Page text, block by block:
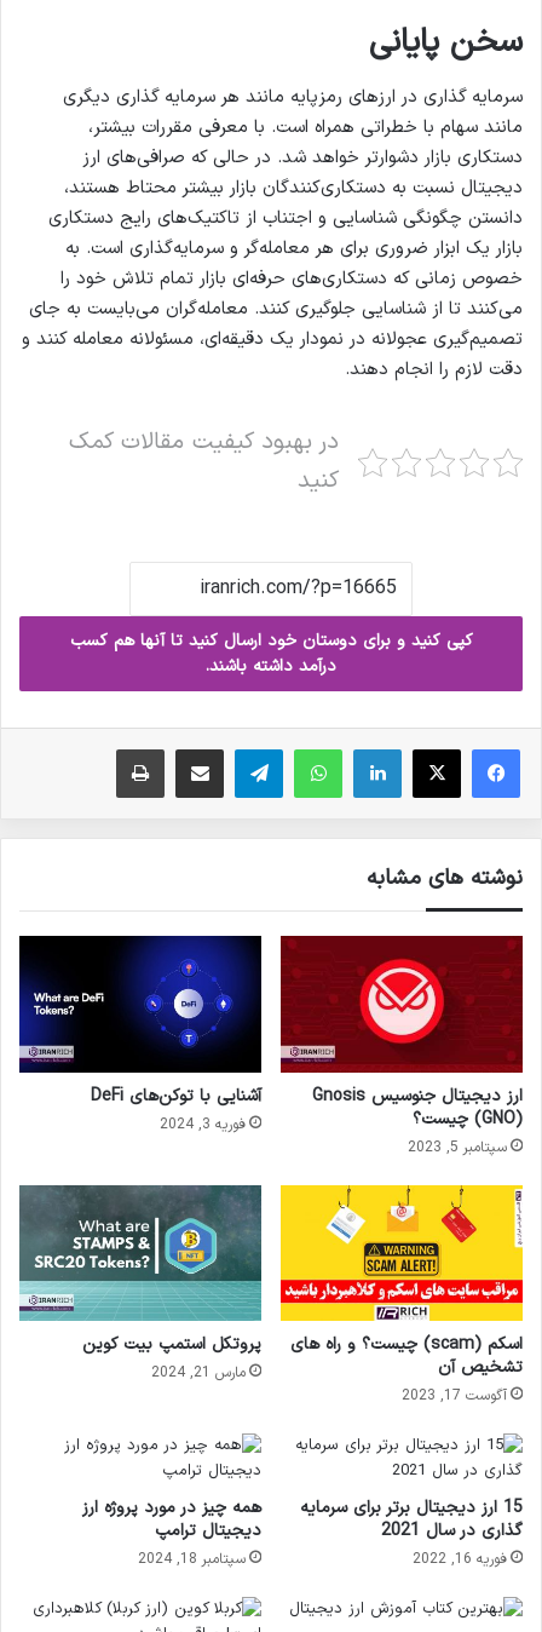
سخن پایانی
سرمایه گذاری در ارزهای رمزپایه مانند هر سرمایه گذاری دیگری
مانند سهام با خطراتی همراه است. با معرفی مقررات بیشتر،
دستکاری بازار دشوارتر خواهد شد. در حالی که صرافی‌های ارز
دیجیتال نسبت به دستکاری‌کنندگان بازار بیشتر محتاط هستند،
دانستن چگونگی شناسایی و اجتناب از تاکتیک‌های رایج دستکاری
بازار یک ابزار ضروری برای هر معامله‌گر و سرمایه‌گذاری است. به
خصوص زمانی که دستکاری‌های حرفه‌ای بازار تمام تلاش خود را
می‌کنند تا از شناسایی جلوگیری کنند. معامله‌گران می‌بایست به جای
تصمیم‌گیری عجولانه در نمودار یک دقیقه‌ای، مسئولانه معامله کنند و
دقت لازم را انجام دهند.
در بهبود کیفیت مقالات کمک
کنید
کپی کنید و برای دوستان خود ارسال کنید تا آنها هم کسب
درآمد داشته باشند.
فیس بوک X لینکدین واتس آپ تلگرام ارسال ایمیل چاپ
نوشته های مشابه
ارز دیجیتال جنوسیس Gnosis
(GNO) چیست؟
سپتامبر 5, 2023
آشنایی با توکن‌های DeFi
فوریه 3, 2024
اسکم (scam) چیست؟ و راه های
تشخیص آن
آگوست 17, 2023
پروتکل استمپ بیت کوین
مارس 21, 2024
15 ارز دیجیتال برتر برای سرمایه
گذاری در سال 2021
فوریه 16, 2022
همه چیز در مورد پروژه ارز
دیجیتال ترامپ
سپتامبر 18, 2024